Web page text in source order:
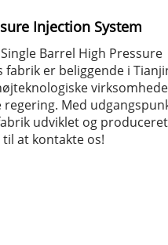
Injection System
Barrel High Pressure
er beliggende i
Med
udviklet og produceret
at kontakte os!